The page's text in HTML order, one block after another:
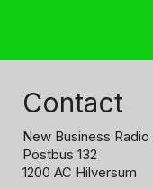
Contact
New Business Radio
Postbus 132
1200 AC Hilversum